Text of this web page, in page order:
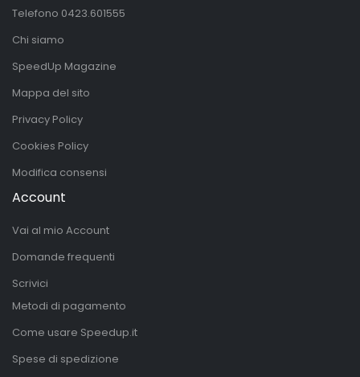
Telefono 0423.601555
Chi siamo
SpeedUp Magazine
Mappa del sito
Privacy Policy
Cookies Policy
Modifica consensi
Account
Vai al mio Account
Domande frequenti
Scrivici
Metodi di pagamento
Come usare Speedup.it
Spese di spedizione